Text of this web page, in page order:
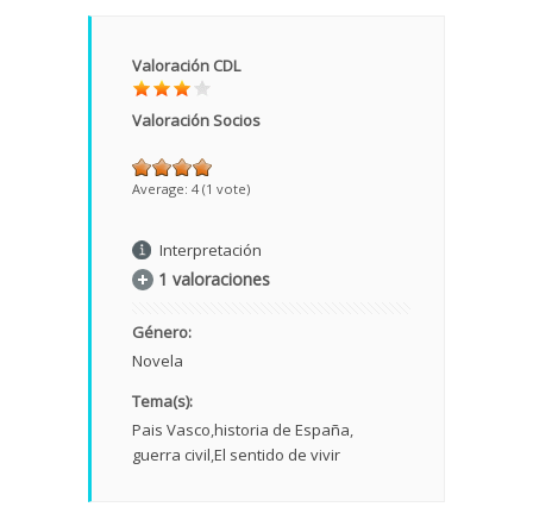
Valoración CDL
Valoración Socios
Average: 4 (1 vote)
Interpretación
1 valoraciones
Género:
Novela
Tema(s):
Pais Vasco historia de España
guerra civil El sentido de vivir